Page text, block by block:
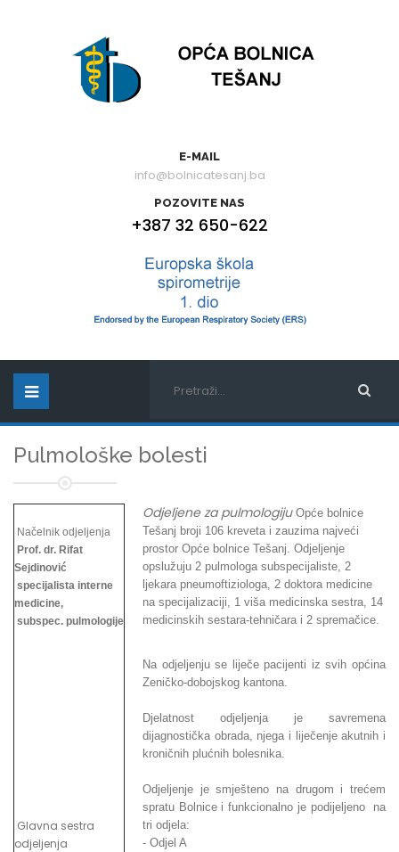
E-MAIL
info@bolnicatesanj.ba
POZOVITE NAS
+387 32 650-622
Pulmološke bolesti
Načelnik odjeljenja
Prof. dr. Rifat
Sejdinović
specijalista interne
medicine,
subspec. pulmologije
Glavna sestra
odjeljenja
Odjeljene za pulmologijuOpće bolnice
Tešanj broji 106 kreveta i zauzima najveći
prostor Opće bolnice Tešanj. Odjeljenje
opslužuju 2 pulmologa subspecijaliste, 2
ljekara pneumoftiziologa, 2 doktora medicine
na specijalizaciji, 1 viša medicinska sestra, 14
medicinskih sestara-tehničara i 2 spremačice.
Na odjeljenju se liječe pacijenti iz svih općina
Zeničko-dobojskog kantona.
Djelatnost odjeljenja je savremena
dijagnostička obrada, njega i liječenje akutnih i
kroničnih plućnih bolesnika.
Odjeljenje je smješteno na drugom i trećem
spratu Bolnice i funkcionalno je podijeljeno na
tri odjela:
- Odjel A